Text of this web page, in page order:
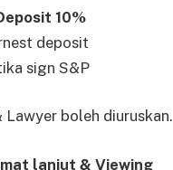
10%
deposit
sign S&P
Lawyer boleh diuruskan.
lanjut & Viewing